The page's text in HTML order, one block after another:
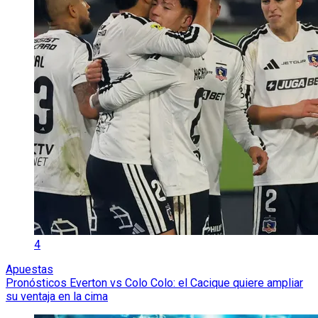
4
Apuestas
Pronósticos Everton vs Colo Colo: el Cacique quiere ampliar
su ventaja en la cima